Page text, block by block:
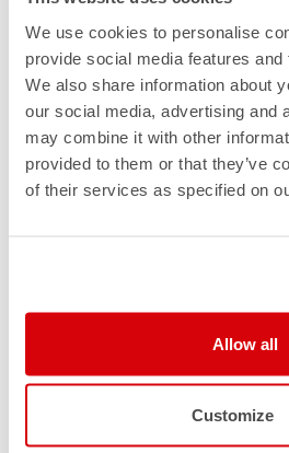
We use cookies to personalise
provide social media features and
We also share information about
our social media, advertising and
may combine it with other
provided to them or that they’ve
of their services as specified on
Allow all
Customize